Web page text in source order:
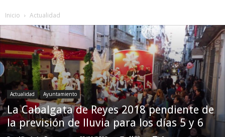
Inicio Actualidad
Actualidad Ayuntamiento
La Cabalgata de Reyes 2018 pendiente de
la previsión de lluvia para los días 5 y 6